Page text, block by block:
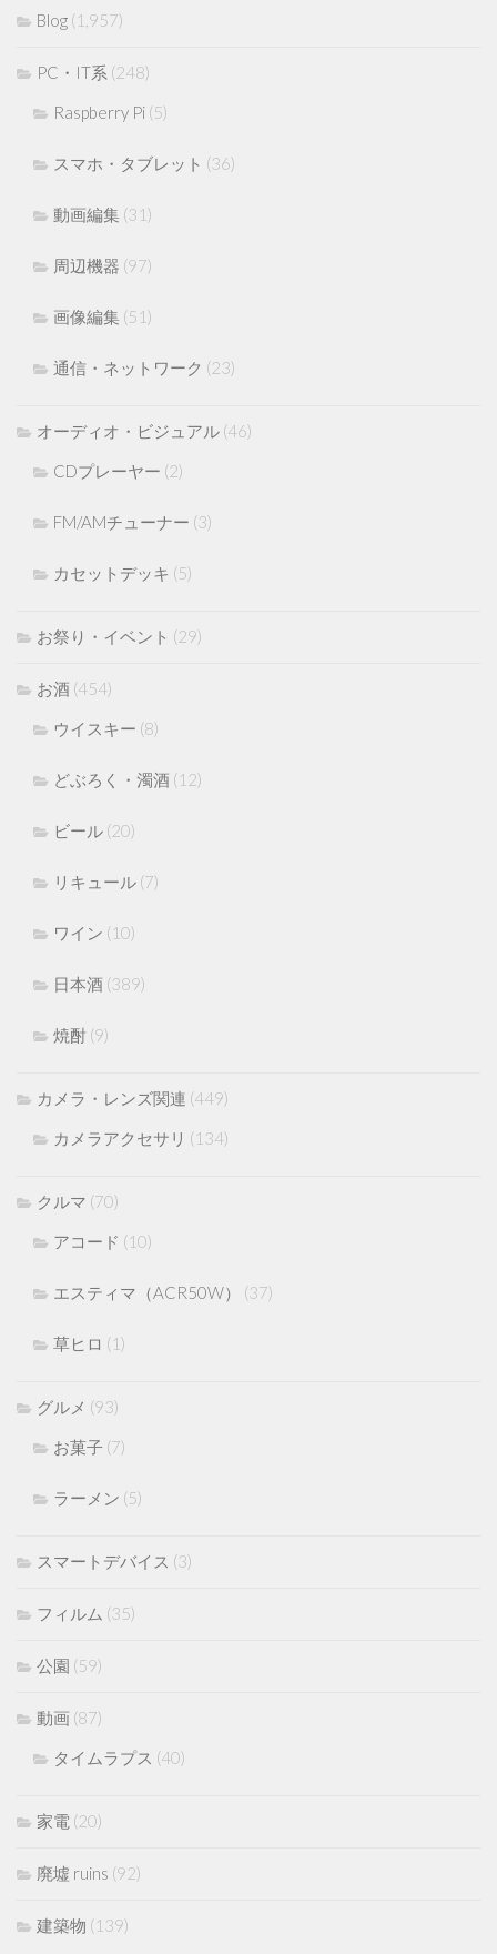
Blog (1,957)
PC・IT系 (248)
Raspberry Pi (5)
スマホ・タブレット (36)
動画編集 (31)
周辺機器 (97)
画像編集 (51)
通信・ネットワーク (23)
オーディオ・ビジュアル (46)
CDプレーヤー (2)
FM/AMチューナー (3)
カセットデッキ (5)
お祭り・イベント (29)
お酒 (454)
ウイスキー (8)
どぶろく・濁酒 (12)
ビール (20)
リキュール (7)
ワイン (10)
日本酒 (389)
焼酎 (9)
カメラ・レンズ関連 (449)
カメラアクセサリ (134)
クルマ (70)
アコード (10)
エスティマ（ACR50W） (37)
草ヒロ (1)
グルメ (93)
お菓子 (7)
ラーメン (5)
スマートデバイス (3)
フィルム (35)
公園 (59)
動画 (87)
タイムラプス (40)
家電 (20)
廃墟 ruins (92)
建築物 (139)